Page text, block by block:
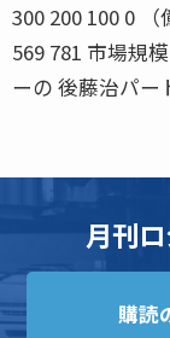
300 200 100 0
569 781 市場規
ーの 後藤治パー
月刊
購読